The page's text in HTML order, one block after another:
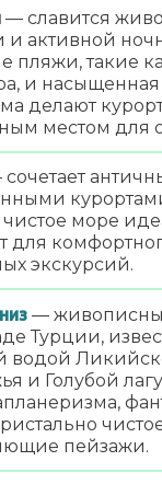
— славится
и активной
пляжи, такие
и насыщенная
делают
местом для
море
для
экскурсий.
—
Турции,
водой
и Голубой
пейзажи.